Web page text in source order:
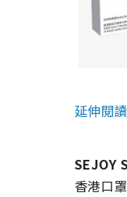
延伸閱
SEJOY
香港口